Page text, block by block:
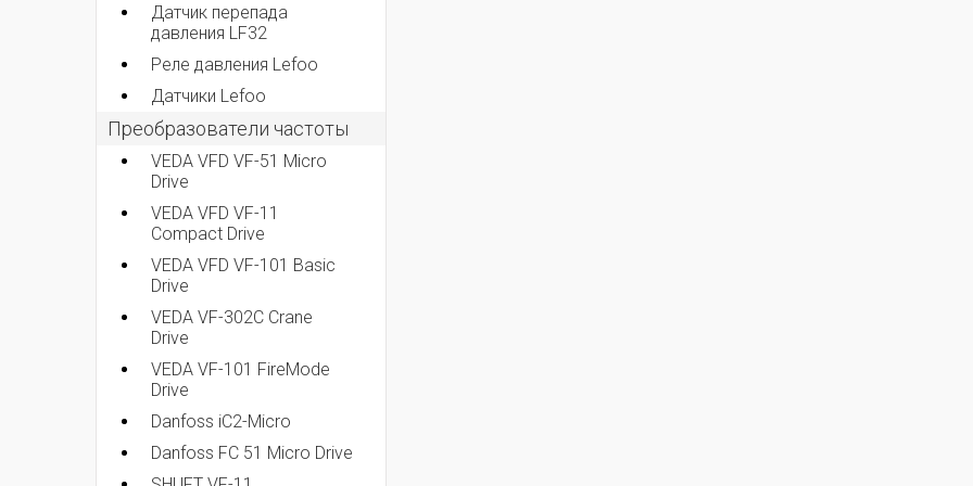
Датчик перепада
давления LF32
Реле давления Lefoo
Датчики Lefoo
Преобразователи частоты
VEDA VFD VF-51 Micro
Drive
VEDA VFD VF-11
Compact Drive
VEDA VFD VF-101 Basic
Drive
VEDA VF-302C Crane
Drive
VEDA VF-101 FireMode
Drive
Danfoss iC2-Micro
Danfoss FC 51 Micro Drive